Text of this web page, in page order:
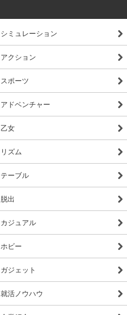
シミュレーション
アクション
スポーツ
アドベンチャー
乙女
リズム
テーブル
脱出
カジュアル
ホビー
ガジェット
就活ノウハウ